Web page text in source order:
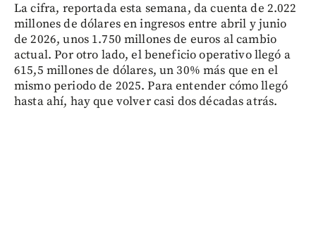
La cifra, reportada esta semana, da cuenta de 2.022
millones de dólares en ingresos entre abril y junio
de 2026, unos 1.750 millones de euros al cambio
actual. Por otro lado, el beneficio operativo llegó a
615,5 millones de dólares, un 30% más que en el
mismo periodo de 2025. Para entender cómo llegó
hasta ahí, hay que volver casi dos décadas atrás.